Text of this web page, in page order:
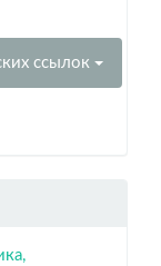
ссылок